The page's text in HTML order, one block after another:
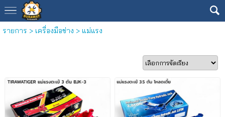
รายการ > เครื่องมือช่าง > แม่แรง